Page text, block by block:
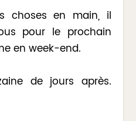
choses en main, il
pour le prochain
en week-end.
de jours après.